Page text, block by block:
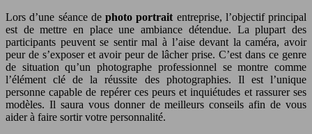
Lors d’une séance de photo portrait entreprise, l’objectif principal
est de mettre en place une ambiance détendue. La plupart des
participants peuvent se sentir mal à l’aise devant la caméra, avoir
peur de s’exposer et avoir peur de lâcher prise. C’est dans ce genre
de situation qu’un photographe professionnel se montre comme
l’élément clé de la réussite des photographies. Il est l’unique
personne capable de repérer ces peurs et inquiétudes et rassurer ses
modèles. Il saura vous donner de meilleurs conseils afin de vous
aider à faire sortir votre personnalité.